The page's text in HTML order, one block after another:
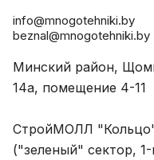
info@mnogotehniki.by
beznal@mnogotehniki.by
Минский район,
14а, помещение 4-11
СтройМОЛЛ
("зеленый" сектор,